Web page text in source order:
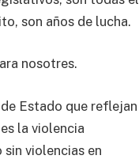
son años de lucha.
nosotres.
Estado que reflejan
la violencia
violencias en